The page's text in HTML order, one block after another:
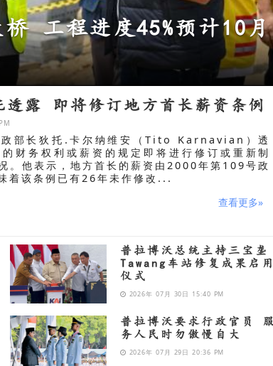
宗教素养极重要
透露 即将修订地方首长薪资条例
政部长狄托.卡尔纳维安（Tito Karnavian）透
财务权利或薪资的规定即将进行修订或重新制
。他表示，地方首长的薪资由2000年第109号政
着该条例已有26年未作修改...
查看更多»
普拉博沃总统主持三宝垄
Tawang车站修复成果启用
仪式
2026年 07月 30日 15:40 PM
普拉博沃要求行政官员 服
务人民时勿傲慢自大
2026年 07月 29日 20:36 PM